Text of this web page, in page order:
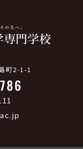
町2-1-1